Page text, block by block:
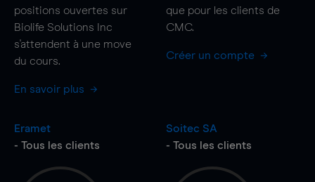
positions ouvertes sur
Biolife Solutions Inc
s'attendent à une move
du cours.
En savoir plus
que pour les clients de
CMC.
Créer un compte
Eramet
- Tous les clients
Soitec SA
- Tous les clients